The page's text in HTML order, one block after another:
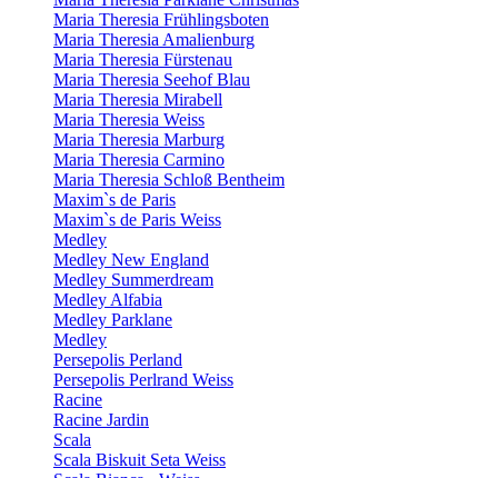
Maria Theresia Frühlingsboten
Maria Theresia Amalienburg
Maria Theresia Fürstenau
Maria Theresia Seehof Blau
Maria Theresia Mirabell
Maria Theresia Weiss
Maria Theresia Marburg
Maria Theresia Carmino
Maria Theresia Schloß Bentheim
Maxim`s de Paris
Maxim`s de Paris Weiss
Medley
Medley New England
Medley Summerdream
Medley Alfabia
Medley Parklane
Medley
Persepolis Perland
Persepolis Perlrand Weiss
Racine
Racine Jardin
Scala
Scala Biskuit Seta Weiss